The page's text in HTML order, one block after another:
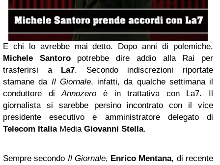
E chi lo avrebbe mai detto. Dopo anni di polemiche,
Michele Santoropotrebbe dire addio alla Rai per
trasferirsi a
La7. Secondo indiscrezioni riportate
stamane da Il Giornale, infatti, da qualche settimana il
conduttore diAnnozero è in trattativa con La7. Il
giornalista si sarebbe persino incontrato con il vice
presidente esecutivo e amministratore delegato di
Telecom ItaliaMedia Giovanni Stella.
Sempre secondo Il Giornale, Enrico Mentana, di recente